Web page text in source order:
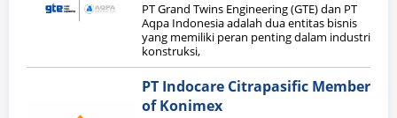
PT Grand Twins Engineering (GTE) dan PT
Aqpa Indonesia adalah dua entitas bisnis
yang memiliki peran penting dalam industri
konstruksi,
PT Indocare Citrapasific Member
of Konimex